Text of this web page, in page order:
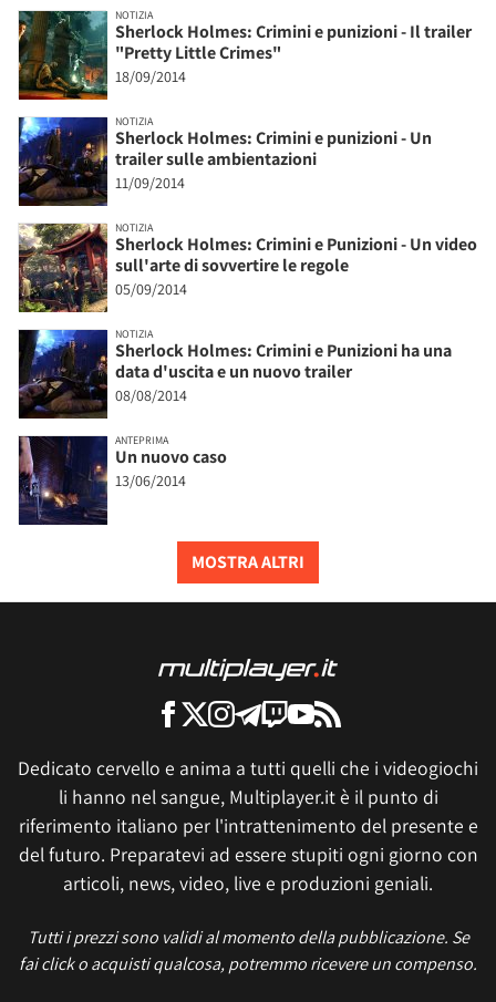
NOTIZIA
Sherlock Holmes: Crimini e punizioni - Il trailer
"Pretty Little Crimes"
18/09/2014
NOTIZIA
Sherlock Holmes: Crimini e punizioni - Un
trailer sulle ambientazioni
11/09/2014
NOTIZIA
Sherlock Holmes: Crimini e Punizioni - Un video
sull'arte di sovvertire le regole
05/09/2014
NOTIZIA
Sherlock Holmes: Crimini e Punizioni ha una
data d'uscita e un nuovo trailer
08/08/2014
ANTEPRIMA
Un nuovo caso
13/06/2014
MOSTRA ALTRI
Dedicato cervello e anima a tutti quelli che i videogiochi
li hanno nel sangue, Multiplayer.it è il punto di
riferimento italiano per l'intrattenimento del presente e
del futuro. Preparatevi ad essere stupiti ogni giorno con
articoli, news, video, live e produzioni geniali.
Tutti i prezzi sono validi al momento della pubblicazione. Se
fai click o acquisti qualcosa, potremmo ricevere un compenso.